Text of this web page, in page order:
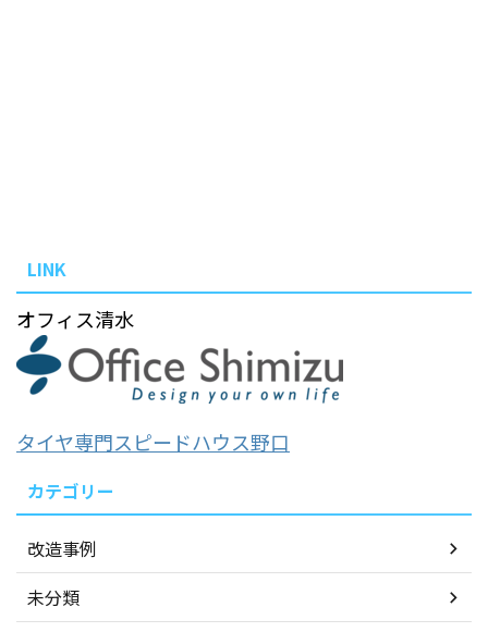
LINK
オフィス清水
タイヤ専門スピードハウス野口
カテゴリー
改造事例
未分類